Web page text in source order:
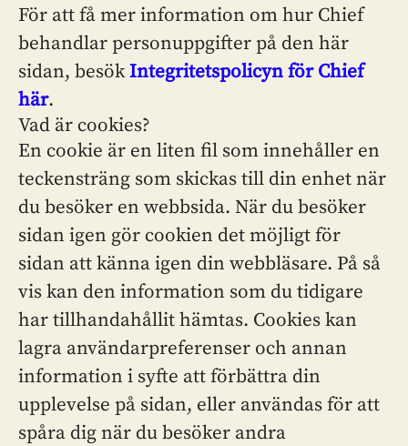
För att få mer information om hur Chief
behandlar personuppgifter på den här
sidan, besökIntegritetspolicyn för Chief
här.
Vad är cookies?
En cookie är en liten fil som innehåller en
teckensträng som skickas till din enhet när
du besöker en webbsida. När du besöker
sidan igen gör cookien det möjligt för
sidan att känna igen din webbläsare. På så
vis kan den information som du tidigare
har tillhandahållit hämtas. Cookies kan
lagra användarpreferenser och annan
information i syfte att förbättra din
upplevelse på sidan, eller användas för att
spåra dig när du besöker andra